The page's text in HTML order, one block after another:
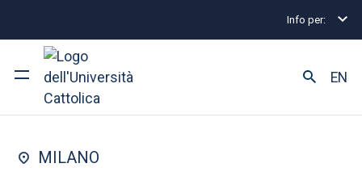
Info per:
EN
FACULTY OF: ECONOMIA
Economics
MILANO